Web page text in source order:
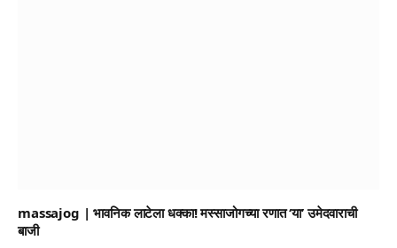
massajog | भावनिक लाटेला धक्का! मस्साजोगच्या रणात ‘या’ उमेदवाराची
बाजी